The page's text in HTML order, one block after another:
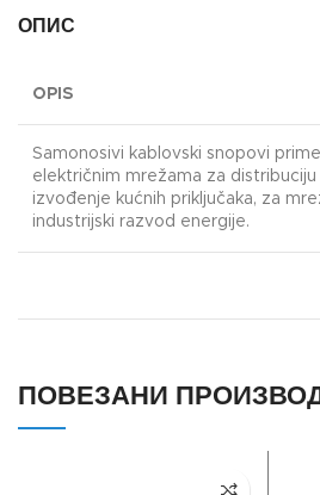
ОПИС
OPIS
Samonosivi kablovski snopovi
električnim mrežama za
izvođenje kućnih priključaka, za
industrijski razvod energije.
ПОВЕЗАНИ